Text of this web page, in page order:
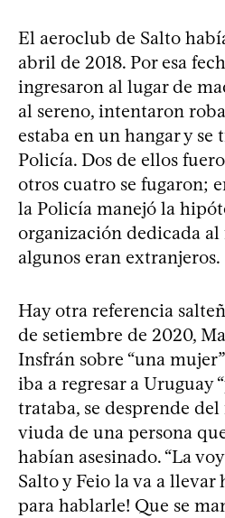
El aeroclub de Salto
abril de 2018. Por esa
ingresaron al lugar de
al sereno, intentaron
estaba en un hangar y
Policía. Dos de ellos
otros cuatro se fugaron;
la Policía manejó la
organización dedicada
algunos eran extranjeros.
Hay otra referencia
de setiembre de 2020,
Insfrán sobre “una
iba a regresar a Uruguay
trataba, se desprende
viuda de una persona
habían asesinado. “La
Salto y Feio la va a llevar
para hablarle! Que se